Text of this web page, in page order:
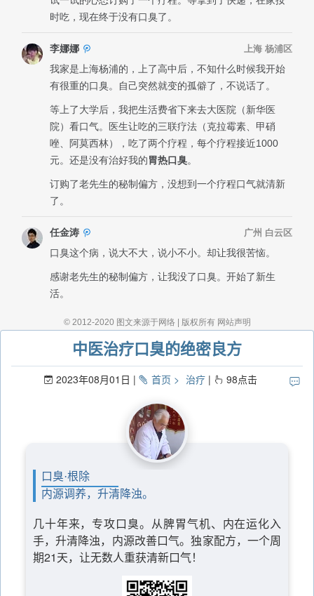
中医治疗口臭的绝密良方
2023年08月01日 首页 治疗 98点击
口臭·根除
内源调养，升清降浊。
几十年来，专攻口臭。从脾胃气机、内在运化入
手，升清降浊，内源改善口气。独家配方，一个周
期21天，让无数人重获清新口气！